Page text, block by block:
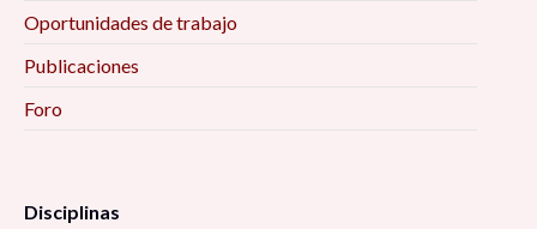
Oportunidades de trabajo
Publicaciones
Foro
Disciplinas